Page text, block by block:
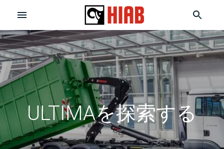
ULTIMAを探索する